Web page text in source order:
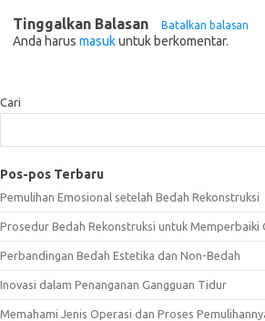
Tinggalkan Balasan Batalkan balasan
Anda harus masukuntuk berkomentar.
Cari
Pos-pos Terbaru
Pemulihan Emosional setelah Bedah Rekonstruksi
Prosedur Bedah Rekonstruksi untuk Memperbaiki
Perbandingan Bedah Estetika dan Non-Bedah
Inovasi dalam Penanganan Gangguan Tidur
Memahami Jenis Operasi dan Proses